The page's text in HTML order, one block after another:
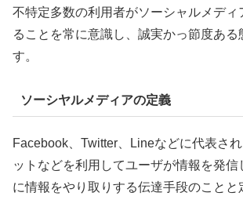
不特定多数の利用者がソーシャルメディ
ることを常に意識し、誠実かっ節度ある
す。
ソーシヤルメディアの定義
Facebook、Twitter、Lineなどに代表さ
ットなどを利用してユーザが情報を発信
に情報をやり取りする伝達手段のことと